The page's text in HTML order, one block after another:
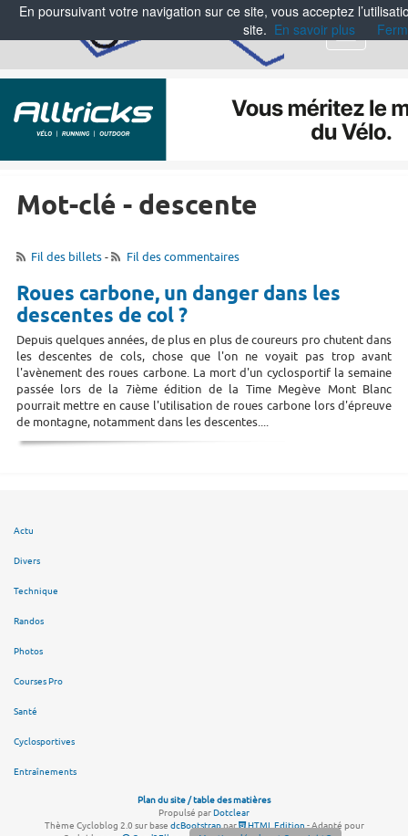
Menu
Mot-clé - descente
Fil des billets- Fil des commentaires
Roues carbone, un danger dans les
descentes de col ?
Depuis quelques années, de plus en plus de coureurs pro chutent dans
les descentes de cols, chose que l'on ne voyait pas trop avant
l'avènement des roues carbone. La mort d'un cyclosportif la semaine
passée lors de la 7ième édition de la Time Megève Mont Blanc
pourrait mettre en cause l'utilisation de roues carbone lors d'épreuve
de montagne, notamment dans les descentes....
Actu
Divers
Technique
Randos
Photos
Courses Pro
Santé
Cyclosportives
Entraînements
Plan du site / table des matières
Propulsé parDotclear
Thème Cycloblog 2.0 sur base dcBootstrappar HTML Edition- Adapté pour
En poursuivant votre navigation sur ce site, vous acceptez
site. En savoir plus